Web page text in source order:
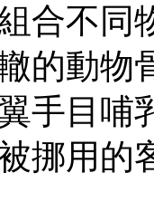
合不同
的動物
手目哺
挪用的